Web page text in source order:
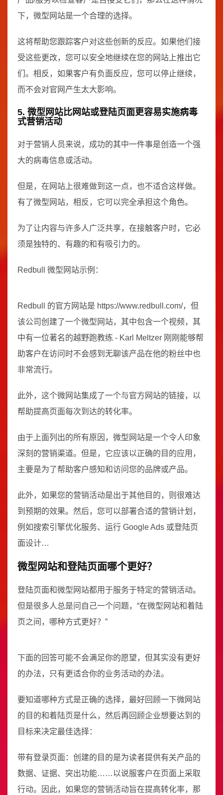
下，微型网站是一个合理的选择。
这将帮助您跟踪客户对这些创新的反应。如果他们接
受这些更改，您可以安全地继续在您的网站上推出它
们。相反，如果客户有负面反应，您可以停止继续，
而不会对官网产生太大影响。
5. 微型网站比网站或登陆页面更容易实施病毒
式营销活动
对于营销人员来说，成功的其中一件事是创造一个强
大的病毒信息或活动。
但是，在网站上很难做到这一点，也不适合这样做。
有了微型网站，相反，它可以完全承担这个角色。
为了让内容与许多人广泛共享，在接触客户时，它必
须是独特的、有趣的和有吸引力的。
Redbull 微型网站示例：
Redbull 的官方网站是 https://www.redbull.com/，但
该公司创建了一个微型网站，其中包含一个视频，其
中有一位著名的越野跑教练 - Karl Meltzer 刚刚能够帮
助客户在访问时不会感到无聊该产品在他的粉丝中也
非常流行。
此外，这个微网站集成了一个与官方网站的链接，以
帮助提高页面每次到达的转化率。
由于上面列出的所有原因，微型网站是一个令人印象
深刻的营销渠道。但是，它应该以正确的目的应用，
主要是为了帮助客户感知和访问您的品牌或产品。
此外，如果您的营销活动是出于其他目的，则很难达
到预期的效果。然后，您可以部署合适的营销计划，
例如搜索引擎优化服务、运行 Google Ads 或登陆页
面设计…
微型网站和登陆页面哪个更好？
登陆页面和微型网站都用于服务于特定的营销活动。
但是很多人总是问自己一个问题，“在微型网站和着陆
页之间，哪种方式更好？”
下面的回答可能不会满足你的愿望，但其实没有更好
的办法，只有更适合你的业务活动的办法。
要知道哪种方式是正确的选择，最好回顾一下微网站
的目的和着陆页是什么，然后再回顾企业想要达到的
目标来决定最佳选择：
带有登录页面：创建的目的是为读者提供有关产品的
数据、证据、突出功能……以说服客户在页面上采取
行动。因此，如果您的营销活动旨在提高转化率，那